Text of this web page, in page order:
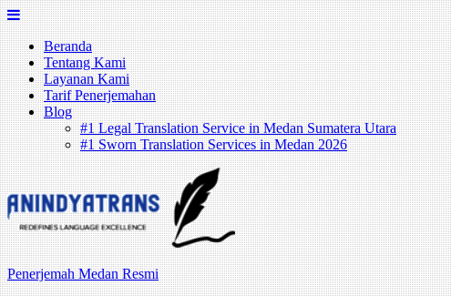
Skip
to
contentBeranda
Tentang Kami
Layanan Kami
Tarif Penerjemahan
Blog
#1 Legal Translation Service in Medan Sumatera Utara
#1 Sworn Translation Services in Medan 2026
Penerjemah Medan Resmi